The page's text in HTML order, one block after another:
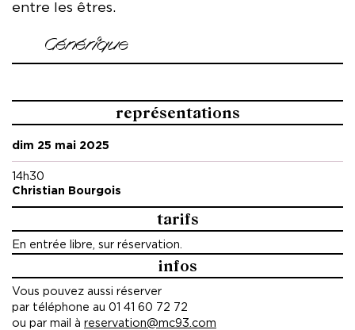
entre les êtres.
Générique
Avec
Isoline Baldy-Moulinier,
Aurélien Cassagne,
Gaspard Genuys,
Gabriel Ivorra-Tarbouriech,
Nils Morel,
Rose Namias,
Eliane Staszak,
Artiste intervenant Sylvain Sounier
Professeur Mathieu Delaveau
représentations
dim 25 mai 2025
14h30
Christian Bourgois
tarifs
En entrée libre, sur réservation.
infos
Vous pouvez aussi réserver
par téléphone au 01 41 60 72 72
ou par mail à reservation@mc93.com